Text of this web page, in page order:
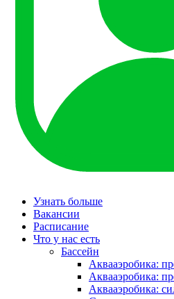
Узнать больше
Вакансии
Расписание
Что у нас есть
Бассейн
Аквааэробика:
Аквааэробика:
Аквааэробика: